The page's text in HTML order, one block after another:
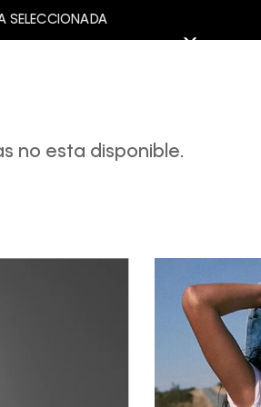
SELECCIONADA
no esta disponible.